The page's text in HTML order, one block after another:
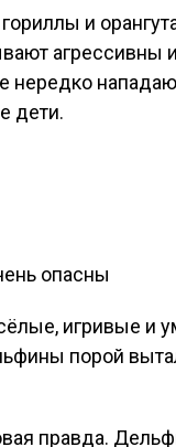
и
агрессивны
нередко
дети.
игривые и
порой
правда.